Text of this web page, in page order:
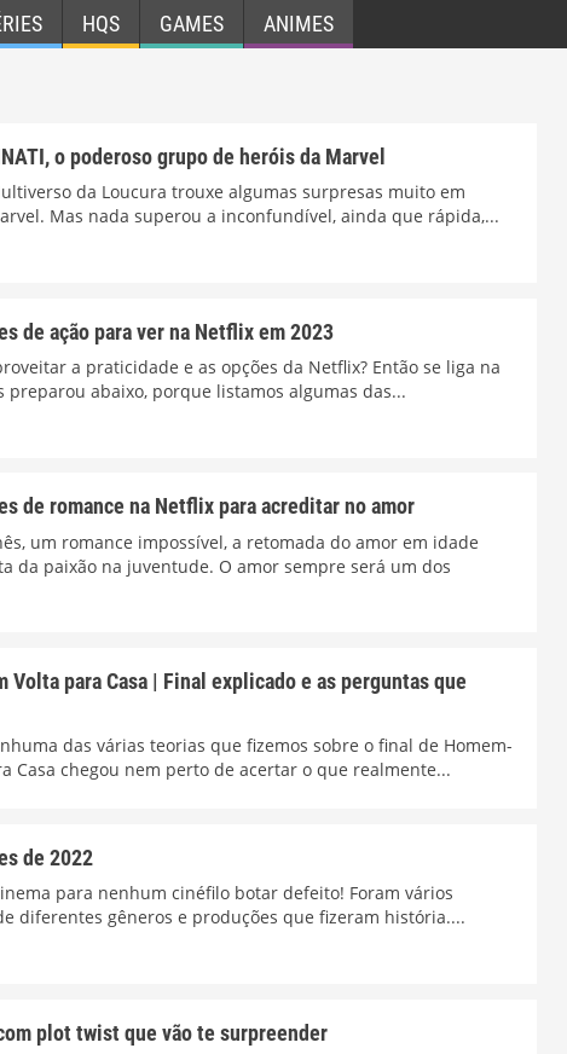
HQS GAMES ANIMES
o poderoso grupo de heróis da Marvel
da Loucura trouxe algumas surpresas muito em
Mas nada superou a inconfundível, ainda que rápida,...
de ação para ver na Netflix em 2023
a praticidade e as opções da Netflix? Então se liga na
preparou abaixo, porque listamos algumas das...
de romance na Netflix para acreditar no amor
um romance impossível, a retomada do amor em idade
da paixão na juventude. O amor sempre será um dos
Volta para Casa | Final explicado e as perguntas que
das várias teorias que fizemos sobre o final de Homem-
Casa chegou nem perto de acertar o que realmente...
de 2022
para nenhum cinéfilo botar defeito! Foram vários
diferentes gêneros e produções que fizeram história....
plot twist que vão te surpreender